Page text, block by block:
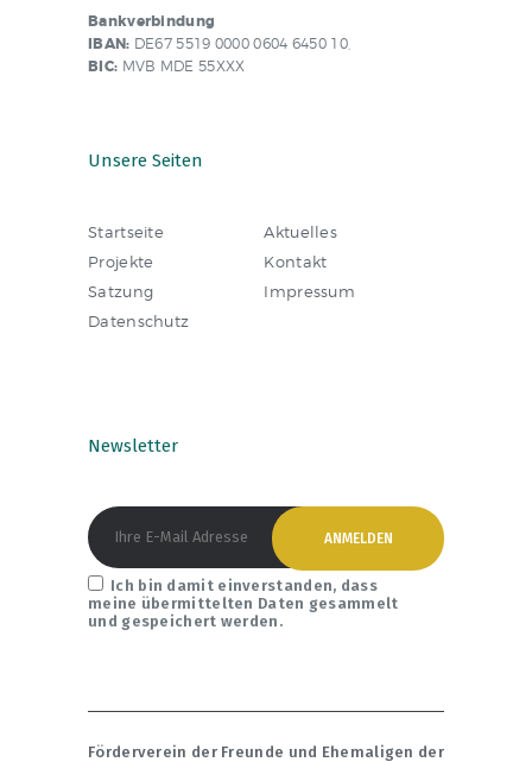
Bankverbindung
IBAN: DE67 5519 0000 0604 6450 10,
BIC: MVB MDE 55XXX
Unsere Seiten
Startseite
Aktuelles
Projekte
Kontakt
Satzung
Impressum
Datenschutz
Newsletter
Ich bin damit einverstanden, dass
meine übermittelten Daten gesammelt
und gespeichert werden.
Förderverein der Freunde und Ehemaligen der